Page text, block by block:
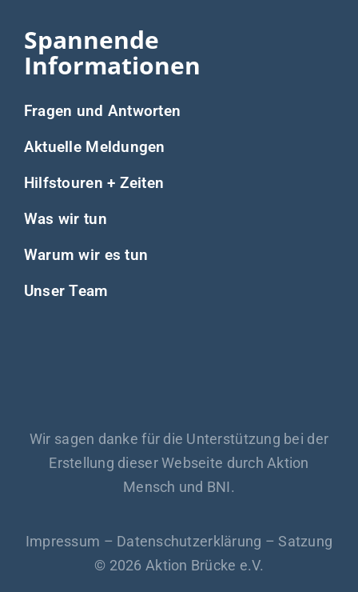
Spannende
Informationen
Fragen und Antworten
Aktuelle Meldungen
Hilfstouren + Zeiten
Was wir tun
Warum wir es tun
Unser Team
Wir sagen danke für die Unterstützung bei der
Erstellung dieser Webseite durch Aktion
Mensch und BNI.
Impressum – Datenschutzerklärung – Satzung
© 2026 Aktion Brücke e.V.